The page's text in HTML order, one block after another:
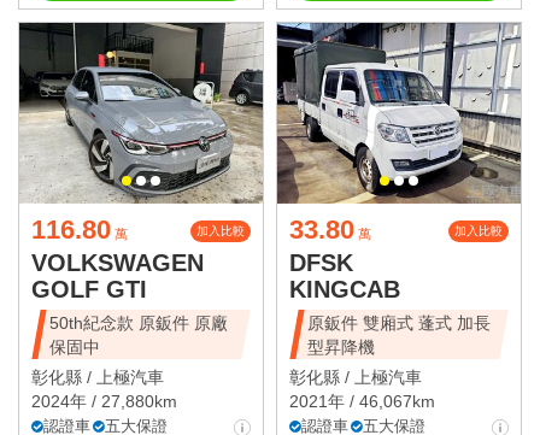
116.80 萬 加入比較
VOLKSWAGEN
GOLF GTI
50th紀念款 原鈑件 原廠
保固中
彰化縣 /
上極汽車
2024年 / 27,880km
認證車 五大保證
33.80 萬 加入比較
DFSK
KINGCAB
原鈑件 雙廂式 蓬式 加長
型昇降機
彰化縣 /
上極汽車
2021年 / 46,067km
認證車 五大保證